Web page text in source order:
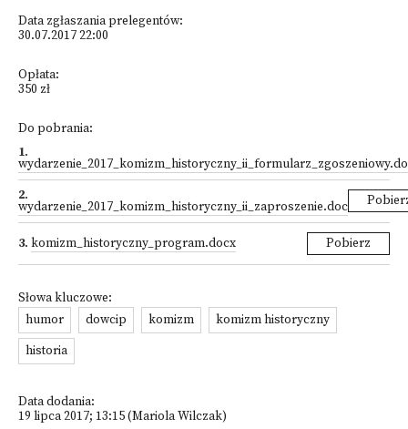
Data zgłaszania prelegentów:
30.07.2017 22:00
Opłata:
350 zł
Do pobrania:
1.
2.
wydarzenie_2017_komizm_historyczny_ii_zaproszenie.doc
3. komizm_historyczny_program.docx Pobierz
Słowa kluczowe:
humor
dowcip komizm
komizm historyczny
historia
Data dodania:
19 lipca 2017; 13:15 (Mariola Wilczak)